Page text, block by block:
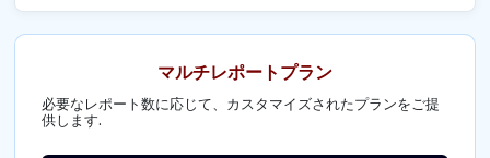
マルチレポートプラン
必要なレポート数に応じて、カスタマイズされたプランをご提
供します.